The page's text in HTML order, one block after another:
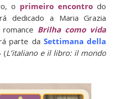
o primeiro encontro do
dedicado a Maria Grazia
Brilha como vida
parte da Settimana della
(L’italiano e il libro: il mondo